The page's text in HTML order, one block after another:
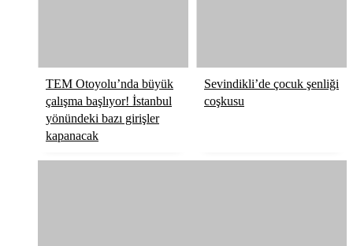
TEM Otoyolu’nda büyük
çalışma başlıyor! İstanbul
yönündeki bazı girişler
kapanacak
Sevindikli’de çocuk şenliği
coşkusu